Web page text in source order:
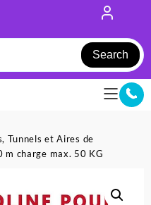
Search
Tunnels et Aires de
m charge max. 50 KG